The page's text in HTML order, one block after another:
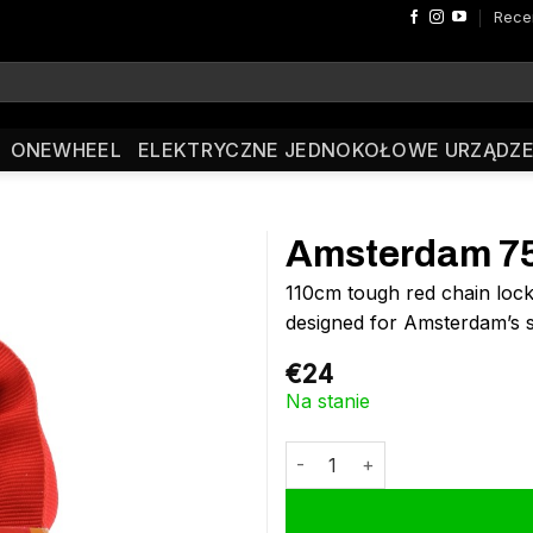
ONEWHEEL ELEKTRYCZNE JEDNOKOŁOWE
Amsterdam
110cm tough red chain
designed for
€24
Na stanie
ilość Amsterdam 750 Chain